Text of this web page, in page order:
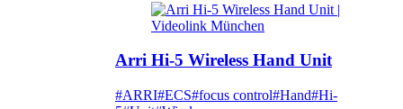
Arri Hi-5 Wireless Hand Unit
#ARRI#ECS#focus control#Hand#Hi-